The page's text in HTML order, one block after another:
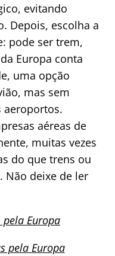
evitando
Depois, escolha a
pode ser trem,
Europa conta
uma opção
mas sem
aeroportos.
aéreas de
muitas vezes
do que trens ou
Não deixe de ler
Europa
pela Europa